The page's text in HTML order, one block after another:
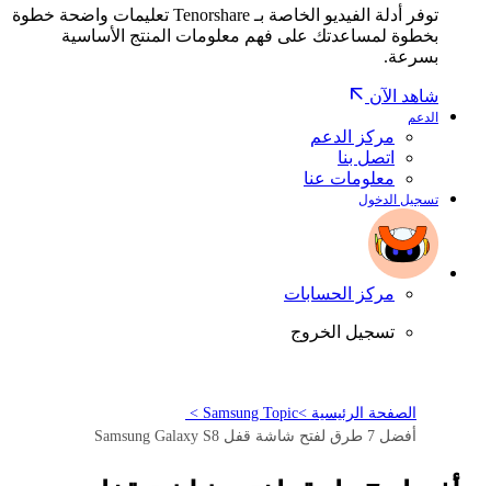
توفر أدلة الفيديو الخاصة بـ Tenorshare تعليمات واضحة خطوة
بخطوة لمساعدتك على فهم معلومات المنتج الأساسية
بسرعة.
شاهد الآن
الدعم
مركز الدعم
اتصل بنا
معلومات عنا
تسجيل الدخول
مركز الحسابات
تسجيل الخروج
الصفحة الرئيسية >Samsung Topic >
أفضل 7 طرق لفتح شاشة قفل Samsung Galaxy S8